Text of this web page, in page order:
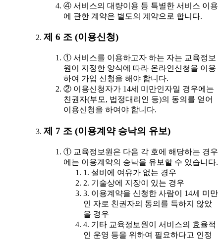
④ 서비스의 대량이용 등 특별한 서비스 이용
에 관한 계약은 별도의 계약으로 합니다.
제 6 조 (이용신청)
① 서비스를 이용하고자 하는 자는 교육정보
원이 지정한 양식에 따라 온라인신청을 이용
하여 가입 신청을 해야 합니다.
② 이용신청자가 14세 미만인자일 경우에는
친권자(부모, 법정대리인 등)의 동의를 얻어
이용신청을 하여야 합니다.
제 7 조 (이용계약 승낙의 유보)
① 교육정보원은 다음 각 호에 해당하는 경우
에는 이용계약의 승낙을 유보할 수 있습니다.
1. 설비에 여유가 없는 경우
2. 기술상에 지장이 있는 경우
3. 이용계약을 신청한 사람이 14세 미만
인 자로 친권자의 동의를 득하지 않았
을 경우
4. 기타 교육정보원이 서비스의 효율적
인 운영 등을 위하여 필요하다고 인정